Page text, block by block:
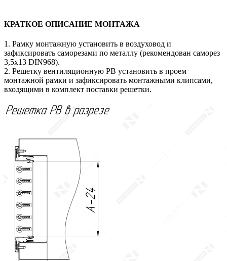
КРАТКОЕ ОПИСАНИЕ МОНТАЖА
1. Рамку монтажную установить в воздуховод и
зафиксировать саморезами по металлу (рекомендован саморез
3,5х13 DIN968).
2. Решетку вентиляционную РВ установить в проем
монтажной рамки и зафиксировать монтажными клипсами,
входящими в комплект поставки решетки.